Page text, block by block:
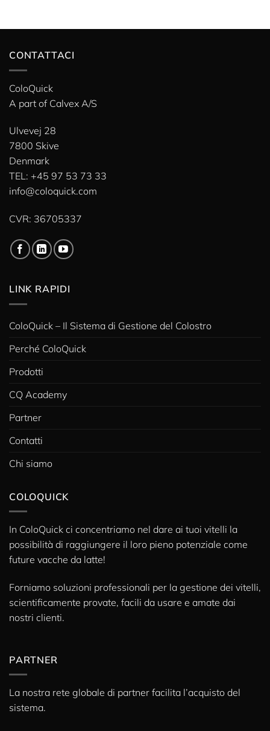
CONTATTACI
ColoQuick
A part of Calvex A/S
Ulvevej 28
7800 Skive
Denmark
TEL: +45 97 53 73 33
info@coloquick.com
CVR: 36705337
LINK RAPIDI
ColoQuick – Il Sistema di Gestione del Colostro
Perché ColoQuick
Prodotti
CQ Academy
Partner
Contatti
Chi siamo
COLOQUICK
In ColoQuick ci concentriamo nel dare ai tuoi vitelli la
possibilità di raggiungere il loro pieno potenziale come
future vacche da latte!
Forniamo soluzioni professionali per la gestione dei vitelli,
scientificamente provate, facili da usare e amate dai
nostri clienti.
PARTNER
La nostra rete globale di partner facilita l’acquisto del
sistema.